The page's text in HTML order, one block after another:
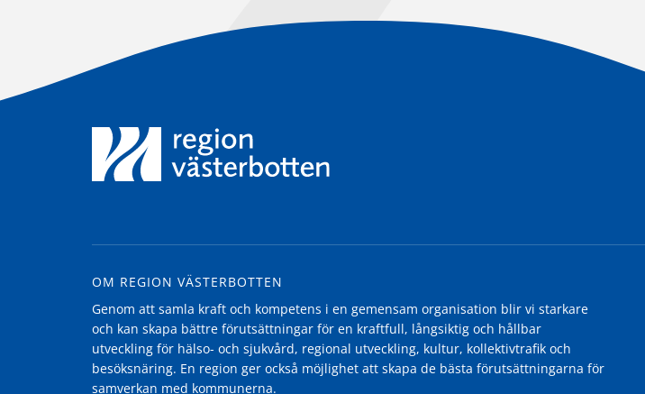
OM REGION VÄSTERBOTTEN
Genom att samla kraft och kompetens i en gemensam organisation blir vi starkare
och kan skapa bättre förutsättningar för en kraftfull, långsiktig och hållbar
utveckling för hälso- och sjukvård, regional utveckling, kultur, kollektivtrafik och
besöksnäring. En region ger också möjlighet att skapa de bästa förutsättningarna för
samverkan med kommunerna.